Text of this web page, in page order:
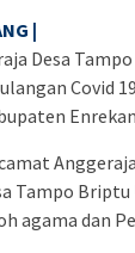
|
Desa
Covid
Tampo Briptu
agama dan